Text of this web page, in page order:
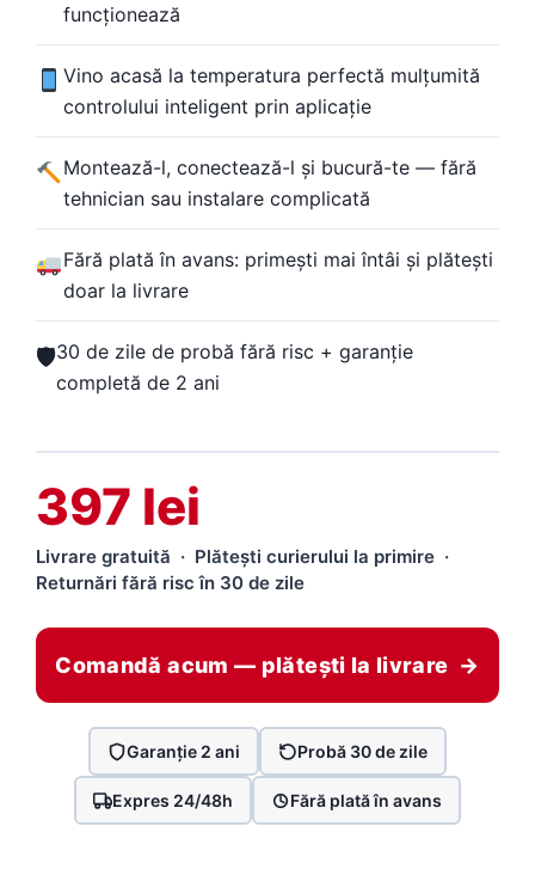
funcționează
Vino acasă la temperatura perfectă mulțumită
controlului inteligent prin aplicație
Montează-l, conectează-l și bucură-te — fără
tehnician sau instalare complicată
Fără plată în avans: primești mai întâi și plătești
doar la livrare
🛡30 de zile de probă fără risc + garanție
completă de 2 ani
397 lei
Livrare gratuită · Plătești curierului la primire ·
Returnări fără risc în 30 de zile
Comandă acum — plătești la livrare →
Garanție 2 ani Probă 30 de zile
Expres 24/48h Fără plată în avans